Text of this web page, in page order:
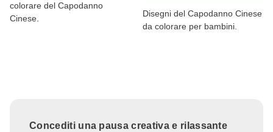
colorare del Capodanno
Cinese.
Disegni del Capodanno Cinese
da colorare per bambini.
Concediti una pausa creativa e rilassante